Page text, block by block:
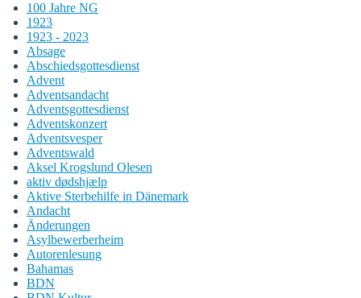
100 Jahre NG
1923
1923 - 2023
Absage
Abschiedsgottesdienst
Advent
Adventsandacht
Adventsgottesdienst
Adventskonzert
Adventsvesper
Adventswald
Aksel Krogslund Olesen
aktiv dødshjælp
Aktive Sterbehilfe in Dänemark
Andacht
Änderungen
Asylbewerberheim
Autorenlesung
Bahamas
BDN